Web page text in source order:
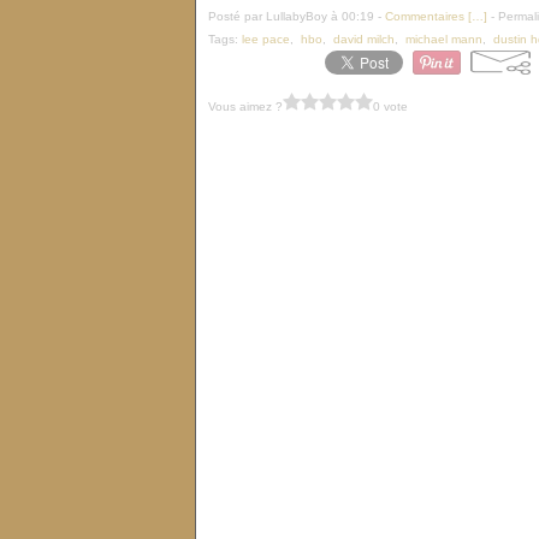
Posté par LullabyBoy à 00:19 - Commentaires [ ] -
Tags: lee pace hbo david milch michael mann dustin
Vous aimez ? 0 vote